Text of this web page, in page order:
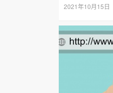
2021年10月15日